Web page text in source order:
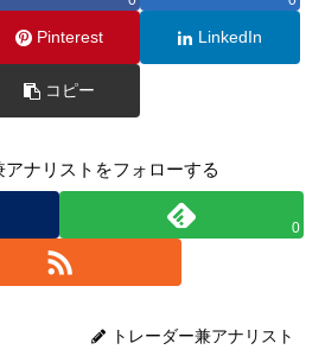
Pinterest LinkedIn
コピー
アナリストをフォローする
0
トレーダー兼アナリスト